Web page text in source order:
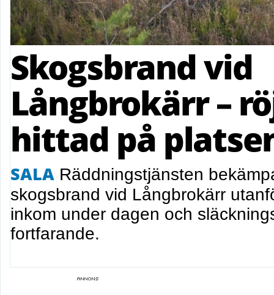
Skogsbrand vid
Långbrokärr –
hittad på
SALA Räddningstjänsten
skogsbrand vid Långbrokärr
inkom under dagen och
fortfarande.